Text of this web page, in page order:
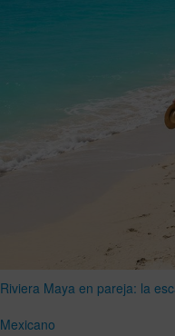
Riviera Maya en pareja: la
Mexicano